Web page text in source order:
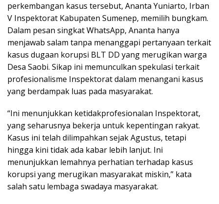
perkembangan kasus tersebut, Ananta Yuniarto, Irban
V Inspektorat Kabupaten Sumenep, memilih bungkam.
Dalam pesan singkat WhatsApp, Ananta hanya
menjawab salam tanpa menanggapi pertanyaan terkait
kasus dugaan korupsi BLT DD yang merugikan warga
Desa Saobi. Sikap ini memunculkan spekulasi terkait
profesionalisme Inspektorat dalam menangani kasus
yang berdampak luas pada masyarakat.
“Ini menunjukkan ketidakprofesionalan Inspektorat,
yang seharusnya bekerja untuk kepentingan rakyat.
Kasus ini telah dilimpahkan sejak Agustus, tetapi
hingga kini tidak ada kabar lebih lanjut. Ini
menunjukkan lemahnya perhatian terhadap kasus
korupsi yang merugikan masyarakat miskin,” kata
salah satu lembaga swadaya masyarakat.